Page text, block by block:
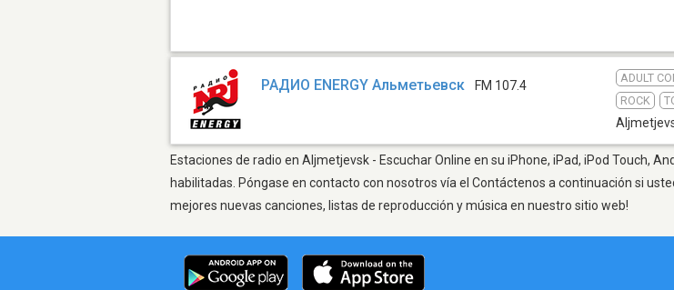
РАДИО ENERGY Альметьевск FM 107.4
ADULT
ROCK
Estaciones de radio en Aljmetjevsk - Escuchar Online en su iPhone, iPad, iPod Touch,
habilitadas. Póngase en contacto con nosotros vía el Contáctenos a continuación si
mejores nuevas canciones, listas de reproducción y música en nuestro sitio web!